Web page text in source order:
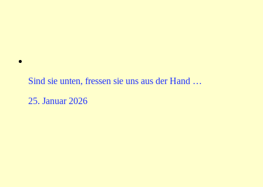
Sind sie unten, fressen sie uns aus der Hand …
25. Januar 2026